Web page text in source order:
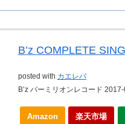
B’z COMPLETE
posted with カエレバ
B’z バーミリオンレコード
Amazon 楽天市場